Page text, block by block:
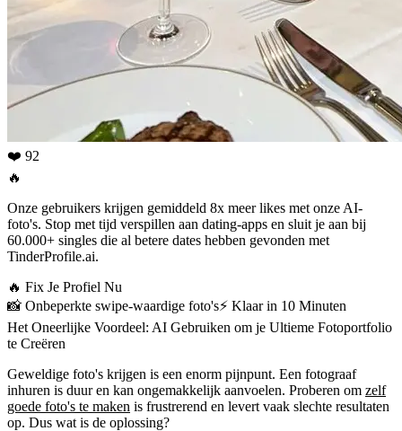
❤️ 92
🔥
Onze gebruikers krijgen gemiddeld 8x meer likes met onze AI-
foto's. Stop met tijd verspillen aan dating-apps en sluit je aan bij
60.000+ singles die al betere dates hebben gevonden met
TinderProfile.ai.
🔥 Fix Je Profiel Nu
📸 Onbeperkte swipe-waardige foto's⚡️ Klaar in 10 Minuten
Het Oneerlijke Voordeel: AI Gebruiken om je Ultieme Fotoportfolio
te Creëren
Geweldige foto's krijgen is een enorm pijnpunt. Een fotograaf
inhuren is duur en kan ongemakkelijk aanvoelen. Proberen om zelf
goede foto's te maken is frustrerend en levert vaak slechte resultaten
op. Dus wat is de oplossing?